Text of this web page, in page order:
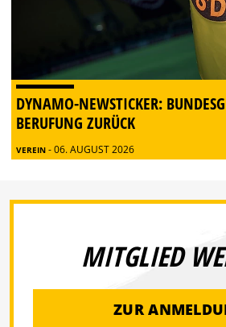
DYNAMO-NEWSTICKER:
BERUFUNG ZURÜCK
VEREIN - 06. AUGUST 2026
MITGLIED
ZUR